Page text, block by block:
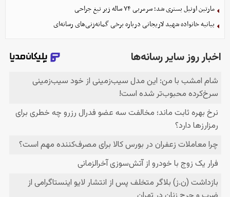
مارتین اونیل بستری شد؛ سرمربی ۷۴ ساله زیر تیغ جراحی
بیانیه خانواده شهید لاریجانی درباره برخی گمانه‌زنی‌های رسانه‌ای